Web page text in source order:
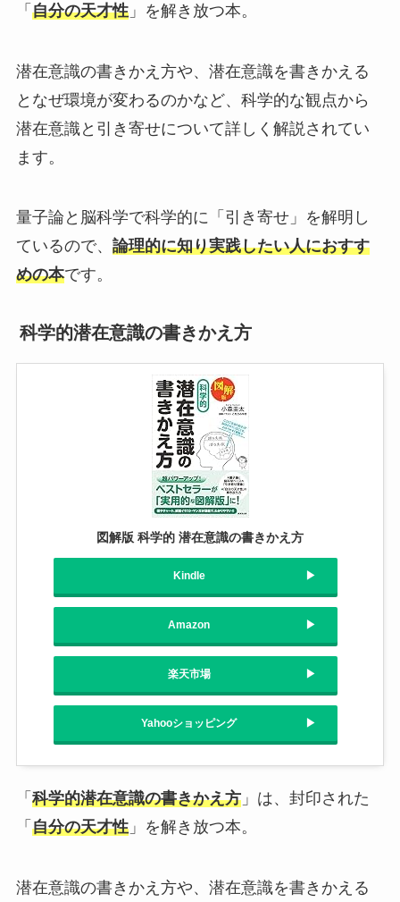
「 自分の天才性」を解き放つ本。
潜在意識の書きかえ方や、潜在意識を書きかえる
となぜ環境が変わるのかなど、科学的な観点から
潜在意識と引き寄せについて詳しく解説されてい
ます。
量子論と脳科学で科学的に「引き寄せ」を解明し
ているので、 論理的に知り実践したい人におすす
めの本です。
科学的潜在意識の書きかえ方
図解版 科学的 潜在意識の書きかえ方
Kindle
Amazon
楽天市場
Yahooショッピング
「 科学的潜在意識の書きかえ方」は、封印された
「 自分の天才性」を解き放つ本。
潜在意識の書きかえ方や、潜在意識を書きかえる